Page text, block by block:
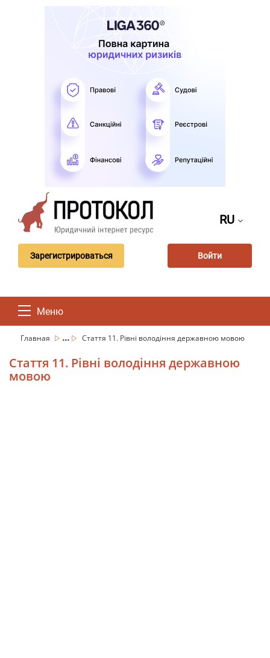
RU
Зарегистрироваться Войти
Меню
Главная ... Стаття 11. Рівні володіння державною мовою
Стаття 11. Рівні володіння державною
мовою